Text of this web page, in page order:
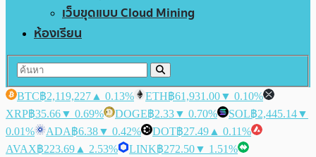
เว็บขุดแบบ Cloud Mining
ห้องเรียน
BTC฿2,119,227 ▲ 0.13% ETH฿61,931.00▼ 0.10%
XRP฿35.66▼ 0.69% DOGE฿2.33▼ 0.70% SOL฿2,445.14▼
0.01%
ADA฿6.38▼ 0.42% DOT฿27.49 ▲ 0.11%
AVAX฿223.69 ▲ 2.53% LINK฿272.50▼ 1.51%